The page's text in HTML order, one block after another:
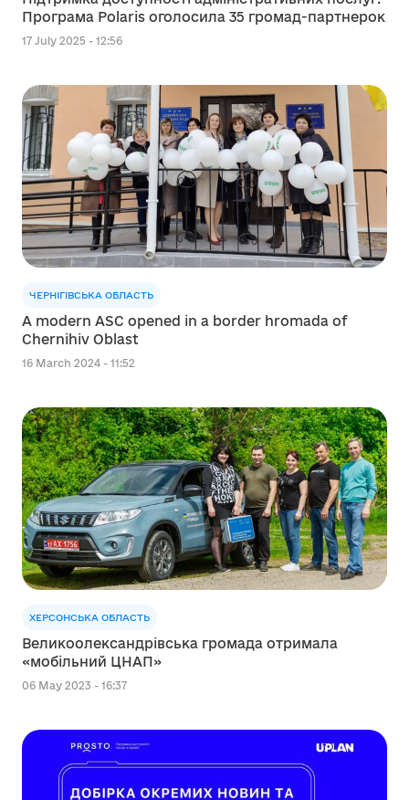
Програма Polaris оголосила 35 громад-партнерок
17 July 2025 - 12:56
ЧЕРНІГІВСЬКА ОБЛАСТЬ
A modern ASC opened in a border hromada of
Chernihiv Oblast
16 March 2024 - 11:52
ХЕРСОНСЬКА ОБЛАСТЬ
Великоолександрівська громада отримала
«мобільний ЦНАП»
06 May 2023 - 16:37